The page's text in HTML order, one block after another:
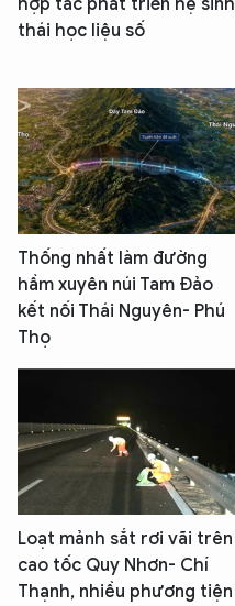
thái học liệu số
Thống nhất làm đường
hầm xuyên núi Tam Đảo
kết nối Thái Nguyên- Phú
Thọ
Loạt mảnh sắt rơi vãi trên
cao tốc Quy Nhơn- Chí
Thạnh, nhiều phương tiện